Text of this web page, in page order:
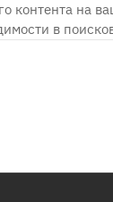
контента на
в